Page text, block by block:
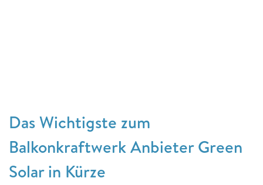
Das Wichtigste zum
Balkonkraftwerk Anbieter Green
Solar in Kürze